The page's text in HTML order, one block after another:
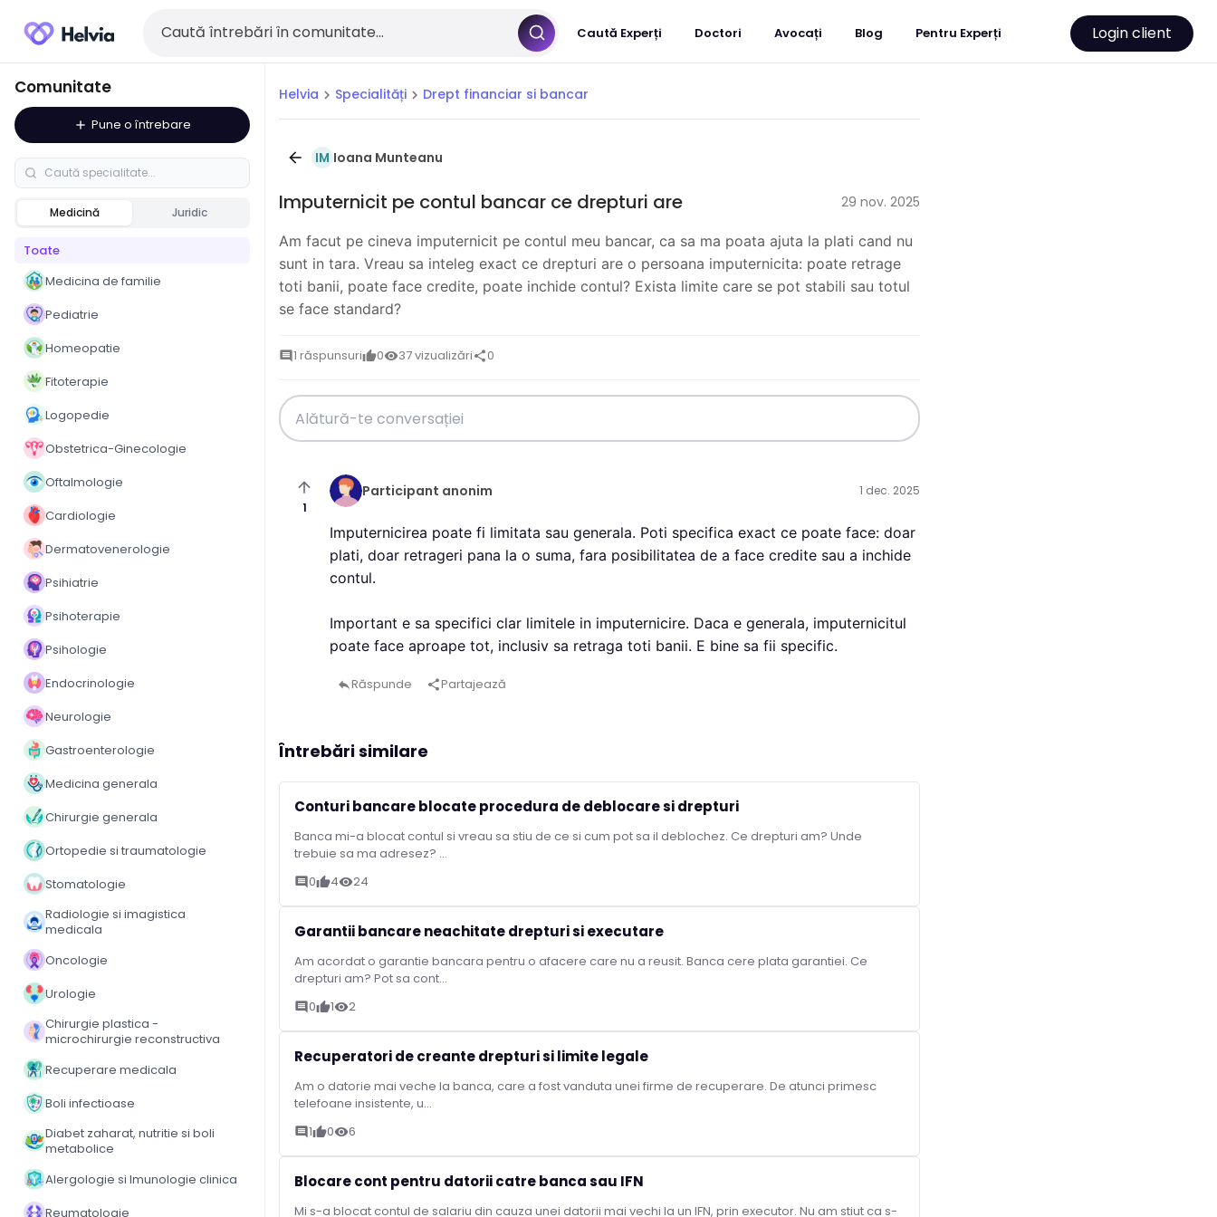
Caută Experți Doctori Avocați Blog Pentru Experți Login client
Comunitate
add Pune o întrebare
Medicină Juridic
Toate
Medicina de familie
Pediatrie
Homeopatie
Fitoterapie
Logopedie
Obstetrica-Ginecologie
Oftalmologie
Cardiologie
Dermatovenerologie
Psihiatrie
Psihoterapie
Psihologie
Endocrinologie
Neurologie
Gastroenterologie
Medicina generala
Chirurgie generala
Ortopedie si traumatologie
Stomatologie
Radiologie si imagistica
medicala
Oncologie
Urologie
Chirurgie plastica -
microchirurgie reconstructiva
Recuperare medicala
Boli infectioase
Diabet zaharat, nutritie si boli
metabolice
Alergologie si Imunologie clinica
Reumatologie
Helvia chevron_right Specialități chevron_right Drept financiar si bancar
arrow_back IM Ioana Munteanu
Imputernicit pe contul bancar ce drepturi are 29 nov. 2025
Am facut pe cineva imputernicit pe contul meu bancar, ca sa ma poata ajuta la plati cand nu
sunt in tara. Vreau sa inteleg exact ce drepturi are o persoana imputernicita: poate retrage
toti banii, poate face credite, poate inchide contul? Exista limite care se pot stabili sau totul
se face standard?
comment 1 răspunsurithumb_up0visibility37 vizualizărishare0
arrow_upward
1
Participant anonim 1 dec. 2025
Imputernicirea poate fi limitata sau generala. Poti specifica exact ce poate face: doar
plati, doar retrageri pana la o suma, fara posibilitatea de a face credite sau a inchide
contul.
Important e sa specifici clar limitele in imputernicire. Daca e generala, imputernicitul
poate face aproape tot, inclusiv sa retraga toti banii. E bine sa fii specific.
replyRăspunde sharePartajează
Întrebări similare
Conturi bancare blocate procedura de deblocare si drepturi
Banca mi-a blocat contul si vreau sa stiu de ce si cum pot sa il deblochez. Ce drepturi am? Unde
trebuie sa ma adresez? ...
comment 0thumb_up4visibility24
Garantii bancare neachitate drepturi si executare
Am acordat o garantie bancara pentru o afacere care nu a reusit. Banca cere plata garantiei. Ce
drepturi am? Pot sa cont...
comment 0thumb_up1visibility2
Recuperatori de creante drepturi si limite legale
Am o datorie mai veche la banca, care a fost vanduta unei firme de recuperare. De atunci primesc
telefoane insistente, u...
comment 1thumb_up0visibility6
Blocare cont pentru datorii catre banca sau IFN
Mi s-a blocat contul de salariu din cauza unei datorii mai vechi la un IFN, prin executor. Nu am stiut ca s-